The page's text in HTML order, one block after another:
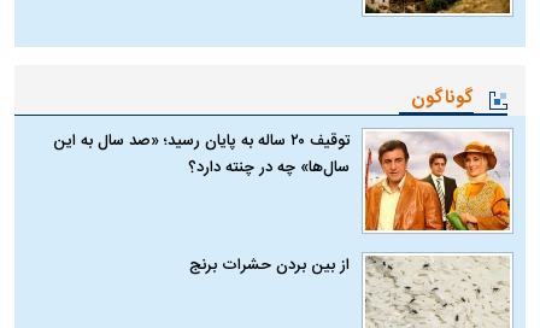
گوناگون
توقیف ۲۰ ساله به پایان رسید؛ «صد سال به این
سال‌ها» چه در چنته دارد؟
از بین بردن حشرات برنج